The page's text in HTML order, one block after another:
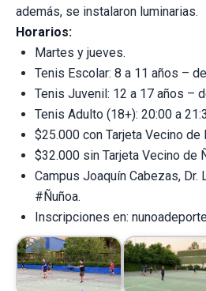
además, se instalaron luminarias.
Horarios:
Martes y jueves.
Tenis Escolar: 8 a 11 años –
Tenis Juvenil: 12 a 17 años –
Tenis Adulto (18+): 20:00 a
$25.000 con Tarjeta Vecino de
$32.000 sin Tarjeta Vecino de
Campus Joaquín Cabezas, Dr.
#Ñuñoa.
Inscripciones en: